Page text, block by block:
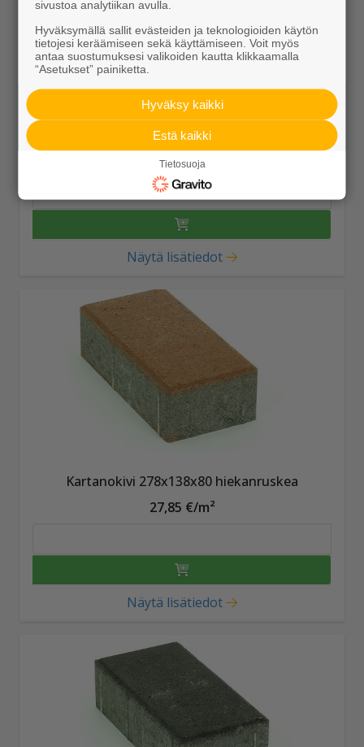
Kartanokivi 278x138x80 ruskea
27,85 €/m²
Näytä lisätiedot
Kartanokivi 278x138x80 hiekanruskea
27,85 €/m²
Näytä lisätiedot
sivustoa analytiikan avulla.
Hyväksymällä sallit evästeiden ja teknologioiden käytön
tietojesi keräämiseen sekä käyttämiseen. Voit myös
antaa suostumuksesi valikoiden kautta klikkaamalla
“Asetukset” painiketta.
Hyväksy kaikki
Estä kaikki
Tietosuoja